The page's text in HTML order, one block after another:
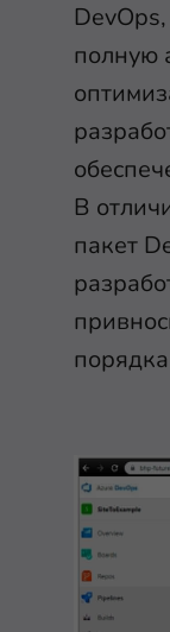
полную
В
пакет